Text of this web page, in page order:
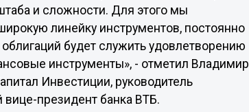
и сложности. Для этого мы
линейку инструментов, постоянно
будет служить удовлетворению
инструменты», - отметил Владимир
Инвестиции, руководитель
президент банка ВТБ.